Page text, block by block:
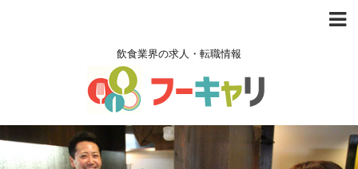
飲食業界の求人・転職情報